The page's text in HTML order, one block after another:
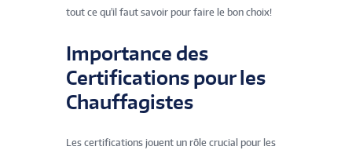
tout ce qu'il faut savoir pour faire le bon choix!
Importance des
Certifications pour les
Chauffagistes
Les certifications jouent un rôle crucial pour les